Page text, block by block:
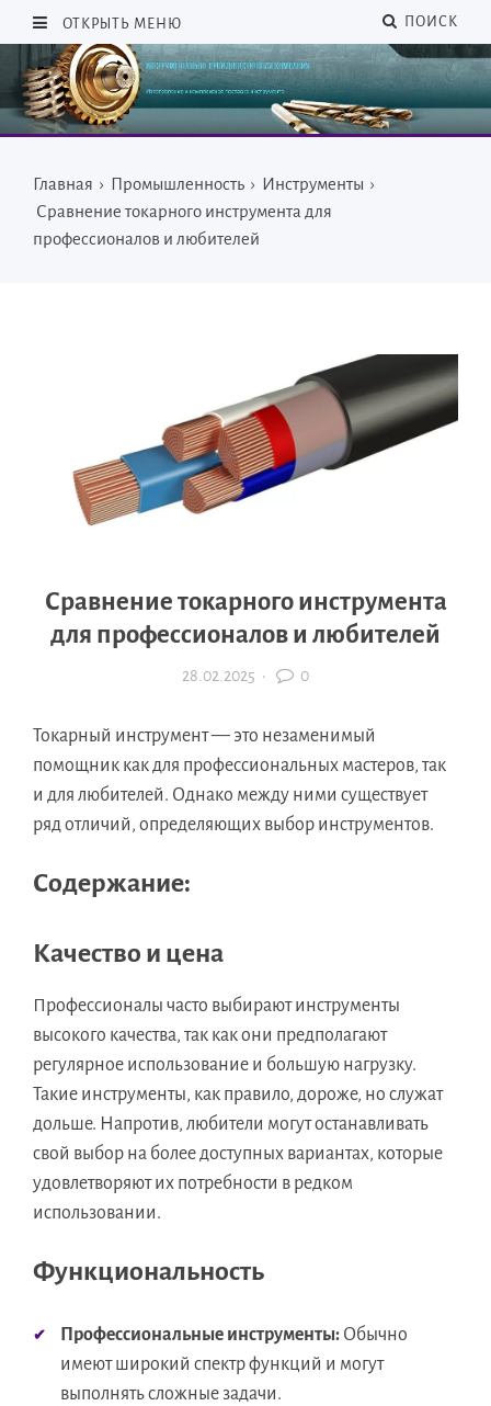
ОТКРЫТЬ МЕНЮ ПОИСК
Главная › Промышленность › Инструменты ›
Сравнение токарного инструмента для
профессионалов и любителей
Сравнение токарного инструмента
для профессионалов и любителей
28.02.2025 · 0
Токарный инструмент — это незаменимый
помощник как для профессиональных мастеров, так
и для любителей. Однако между ними существует
ряд отличий, определяющих выбор инструментов.
Содержание:
Качество и цена
Профессионалы часто выбирают инструменты
высокого качества, так как они предполагают
регулярное использование и большую нагрузку.
Такие инструменты, как правило, дороже, но служат
дольше. Напротив, любители могут останавливать
свой выбор на более доступных вариантах, которые
удовлетворяют их потребности в редком
использовании.
Функциональность
Профессиональные инструменты: Обычно
имеют широкий спектр функций и могут
выполнять сложные задачи.